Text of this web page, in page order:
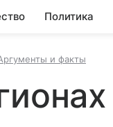
Политика
и факты